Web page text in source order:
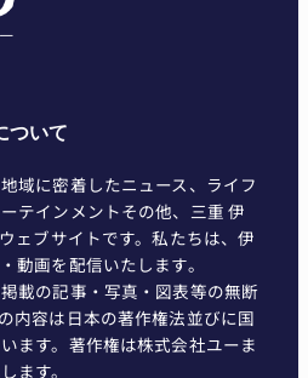
ついて
域に密着したニュース、ライフ
テインメントその他、三重 伊
ェブサイトです。私たちは、伊
動画を配信いたします。
載の記事・写真・図表等の無断
内容は日本の著作権法並びに国
ます。著作権は株式会社ユーま
ます。